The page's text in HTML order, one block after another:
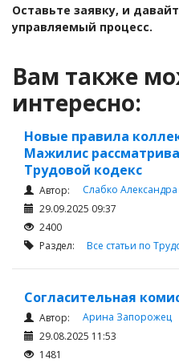
Оставьте заявку, и
управляемый процесс.
Вам также
интересно:
Новые правила
Мажилис
Трудовой кодекс
Автор:
Слабко Александра
29.09.2025 09:37
2400
Раздел: Все статьи по
Согласительная
Автор:
Арина Запорожец
29.08.2025 11:53
1481